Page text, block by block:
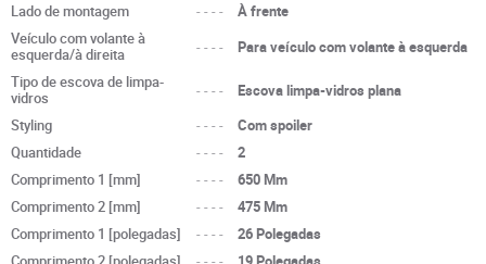
Lado de montagem ----
À frente
Veículo com volante à
esquerda/à direita
----
Para veículo com volante à esquerda
Tipo de escova de limpa-
vidros
----
Escova limpa-vidros plana
Styling
----
Com spoiler
Quantidade
----
2
Comprimento 1 [mm]
----
650 Mm
Comprimento 2 [mm]
----
475 Mm
Comprimento 1 [polegadas]
----
26 Polegadas